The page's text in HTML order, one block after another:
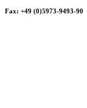
Fax: +49 (0)5973-9493-90